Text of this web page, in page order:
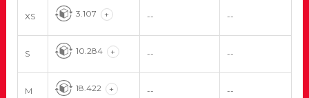
XS 3.107 + -- --
S 10.284 + -- --
M 18.422 + -- --